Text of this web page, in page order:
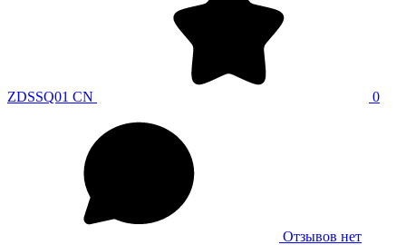
ZDSSQ01 CN 0
Отзывов нет